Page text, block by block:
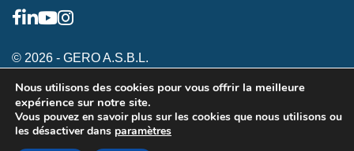
© 2026 - GERO A.S.B.L.
Conditions générales
Inscription membres existants
Annonceurs
Nous utilisons des cookies pour vous offrir la meilleure
expérience sur notre site.
Vous pouvez en savoir plus sur les cookies que nous utilisons ou
les désactiver dans paramètres